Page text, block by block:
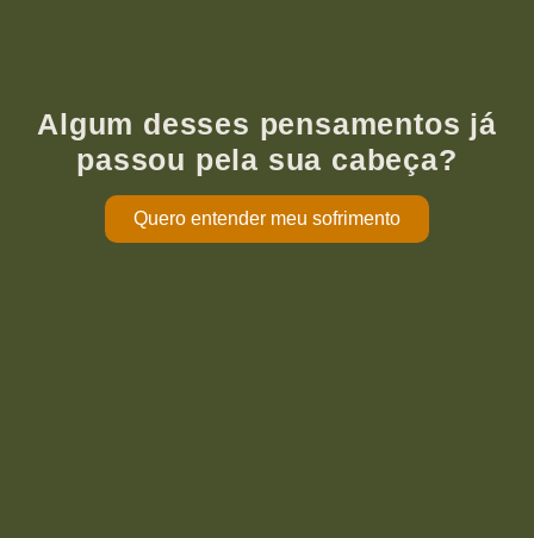
Algum desses pensamentos já
passou pela sua cabeça?
Quero entender meu sofrimento